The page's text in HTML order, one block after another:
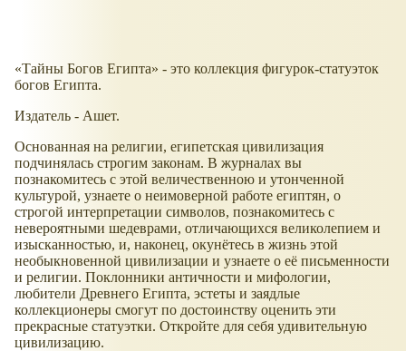
Тайны Богов Египта
- это коллекция фигурок-статуэток
богов Египта.
Издатель - Ашет.
Основанная на религии, египетская цивилизация
подчинялась строгим законам. В журналах вы
познакомитесь с этой величественною и утонченной
культурой, узнаете о неимоверной работе египтян, о
строгой интерпретации символов, познакомитесь с
невероятными шедеврами, отличающихся великолепием и
изысканностью, и, наконец, окунётесь в жизнь этой
необыкновенной цивилизации и узнаете о её письменности
и религии. Поклонники античности и мифологии,
любители Древнего Египта, эстеты и заядлые
коллекционеры смогут по достоинству оценить эти
прекрасные статуэтки. Откройте для себя удивительную
цивилизацию.